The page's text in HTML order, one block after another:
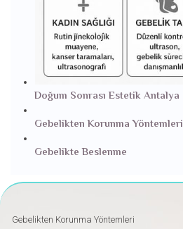
Doğum Sonrası Estetik Antalya
Gebelikten Korunma Yöntemleri
Gebelikte Beslenme
Gebelikten Korunma Yöntemleri